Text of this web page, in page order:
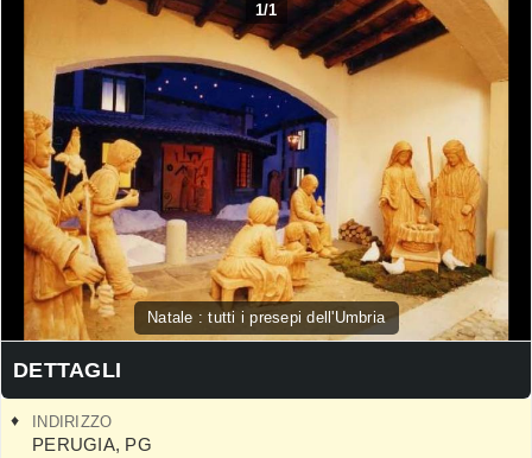
1/1
Natale : tutti i presepi dell'Umbria
DETTAGLI
INDIRIZZO
PERUGIA, PG